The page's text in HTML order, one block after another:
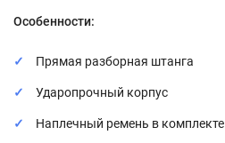
Особенности:
Прямая разборная штанга
Ударопрочный корпус
Наплечный ремень в комплекте